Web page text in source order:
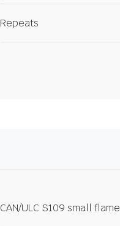
Repeats
CAN/ULC S109 small flame